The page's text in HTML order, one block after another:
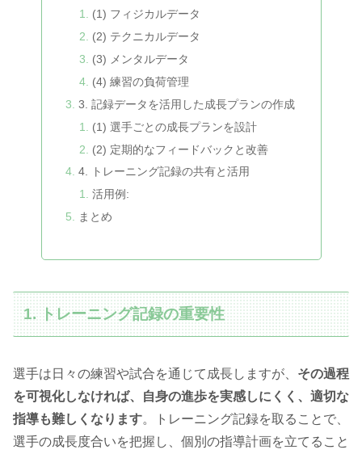
(1) フィジカルデータ
(2) テクニカルデータ
(3) メンタルデータ
(4) 練習の負荷管理
3. 記録データを活用した成長プランの作成
(1) 選手ごとの成長プランを設計
(2) 定期的なフィードバックと改善
4. トレーニング記録の共有と活用
活用例:
まとめ
1. トレーニング記録の重要性
選手は日々の練習や試合を通じて成長しますが、 その過程
を可視化しなければ、自身の進歩を実感しにくく、適切な
指導も難しくなります。トレーニング記録を取ることで、
選手の成長度合いを把握し、個別の指導計画を立てること